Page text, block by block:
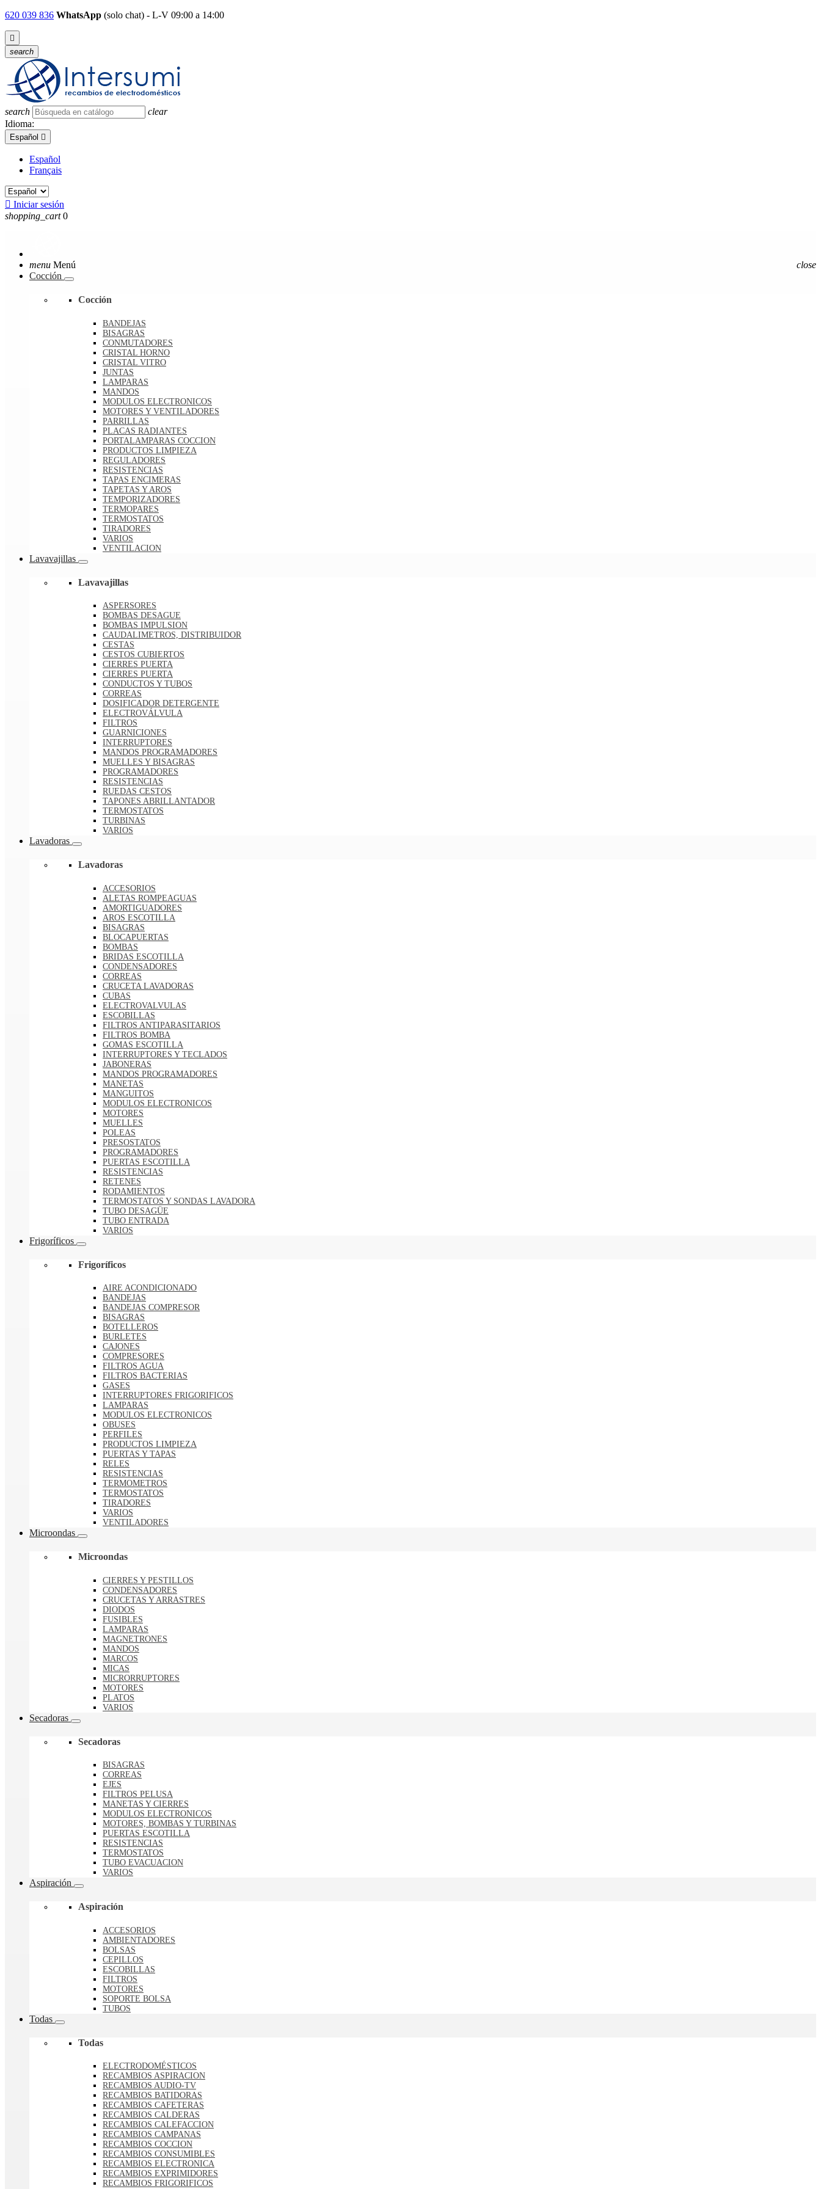
620 039 836 WhatsApp (solo chat) - L-V 09:00 a 14:00

search
search
clear
Idioma:
Español 
Español
Français
 Iniciar sesión
shopping_cart 0
menu Menú close
Cocción
Cocción
BANDEJAS
BISAGRAS
CONMUTADORES
CRISTAL HORNO
CRISTAL VITRO
JUNTAS
LAMPARAS
MANDOS
MODULOS ELECTRONICOS
MOTORES Y VENTILADORES
PARRILLAS
PLACAS RADIANTES
PORTALAMPARAS COCCION
PRODUCTOS LIMPIEZA
REGULADORES
RESISTENCIAS
TAPAS ENCIMERAS
TAPETAS Y AROS
TEMPORIZADORES
TERMOPARES
TERMOSTATOS
TIRADORES
VARIOS
VENTILACION
Lavavajillas
Lavavajillas
ASPERSORES
BOMBAS DESAGUE
BOMBAS IMPULSION
CAUDALIMETROS, DISTRIBUIDOR
CESTAS
CESTOS CUBIERTOS
CIERRES PUERTA
CIERRES PUERTA
CONDUCTOS Y TUBOS
CORREAS
DOSIFICADOR DETERGENTE
ELECTROVÁLVULA
FILTROS
GUARNICIONES
INTERRUPTORES
MANDOS PROGRAMADORES
MUELLES Y BISAGRAS
PROGRAMADORES
RESISTENCIAS
RUEDAS CESTOS
TAPONES ABRILLANTADOR
TERMOSTATOS
TURBINAS
VARIOS
Lavadoras
Lavadoras
ACCESORIOS
ALETAS ROMPEAGUAS
AMORTIGUADORES
AROS ESCOTILLA
BISAGRAS
BLOCAPUERTAS
BOMBAS
BRIDAS ESCOTILLA
CONDENSADORES
CORREAS
CRUCETA LAVADORAS
CUBAS
ELECTROVALVULAS
ESCOBILLAS
FILTROS ANTIPARASITARIOS
FILTROS BOMBA
GOMAS ESCOTILLA
INTERRUPTORES Y TECLADOS
JABONERAS
MANDOS PROGRAMADORES
MANETAS
MANGUITOS
MODULOS ELECTRONICOS
MOTORES
MUELLES
POLEAS
PRESOSTATOS
PROGRAMADORES
PUERTAS ESCOTILLA
RESISTENCIAS
RETENES
RODAMIENTOS
TERMOSTATOS Y SONDAS LAVADORA
TUBO DESAGÜE
TUBO ENTRADA
VARIOS
Frigoríficos
Frigoríficos
AIRE ACONDICIONADO
BANDEJAS
BANDEJAS COMPRESOR
BISAGRAS
BOTELLEROS
BURLETES
CAJONES
COMPRESORES
FILTROS AGUA
FILTROS BACTERIAS
GASES
INTERRUPTORES FRIGORIFICOS
LAMPARAS
MODULOS ELECTRONICOS
OBUSES
PERFILES
PRODUCTOS LIMPIEZA
PUERTAS Y TAPAS
RELES
RESISTENCIAS
TERMOMETROS
TERMOSTATOS
TIRADORES
VARIOS
VENTILADORES
Microondas
Microondas
CIERRES Y PESTILLOS
CONDENSADORES
CRUCETAS Y ARRASTRES
DIODOS
FUSIBLES
LAMPARAS
MAGNETRONES
MANDOS
MARCOS
MICAS
MICRORRUPTORES
MOTORES
PLATOS
VARIOS
Secadoras
Secadoras
BISAGRAS
CORREAS
EJES
FILTROS PELUSA
MANETAS Y CIERRES
MODULOS ELECTRONICOS
MOTORES, BOMBAS Y TURBINAS
PUERTAS ESCOTILLA
RESISTENCIAS
TERMOSTATOS
TUBO EVACUACION
VARIOS
Aspiración
Aspiración
ACCESORIOS
AMBIENTADORES
BOLSAS
CEPILLOS
ESCOBILLAS
FILTROS
MOTORES
SOPORTE BOLSA
TUBOS
Todas
Todas
ELECTRODOMÉSTICOS
RECAMBIOS ASPIRACION
RECAMBIOS AUDIO-TV
RECAMBIOS BATIDORAS
RECAMBIOS CAFETERAS
RECAMBIOS CALDERAS
RECAMBIOS CALEFACCION
RECAMBIOS CAMPANAS
RECAMBIOS COCCION
RECAMBIOS CONSUMIBLES
RECAMBIOS ELECTRONICA
RECAMBIOS EXPRIMIDORES
RECAMBIOS FRIGORIFICOS